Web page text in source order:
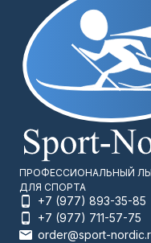
ПРОФЕССИОНАЛЬНЫЙ
ДЛЯ СПОРТА
+7 (977) 893-35-85
+7 (977) 711-57-75
order@sport-